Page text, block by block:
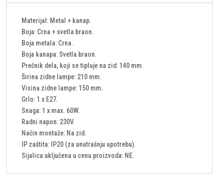
Materijal: Metal + kanap.
Boja: Crna + svetla braon.
Boja metala: Crna.
Boja kanapa: Svetla braon.
Prečnik dela, koji se tipluje na zid: 140 mm.
Širina zidne lampe: 210 mm.
Visina zidne lampe: 150 mm.
Grlo: 1 x E27.
Snaga: 1 x max. 60W.
Radni napon: 230V.
Način montaže: Na zid.
IP zaštita: IP20 (za unutrašnju upotrebu).
Sijalica uključena u cenu proizvoda: NE.